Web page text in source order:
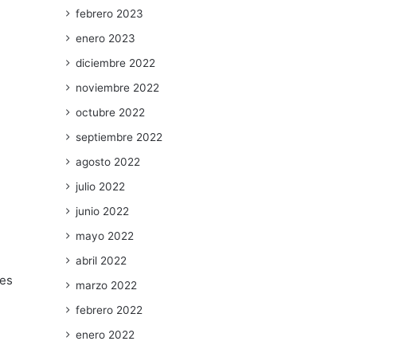
febrero 2023
enero 2023
diciembre 2022
noviembre 2022
octubre 2022
septiembre 2022
agosto 2022
julio 2022
junio 2022
mayo 2022
abril 2022
marzo 2022
febrero 2022
enero 2022